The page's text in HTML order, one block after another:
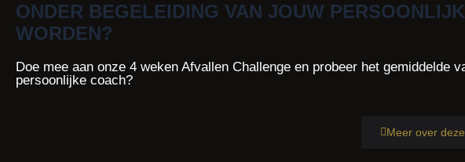
ONDER BEGELEIDING VAN JOUW
WORDEN?
Doe mee aan onze 4 weken Afvallen Challenge en probeer het
persoonlijke coach?
Meer over